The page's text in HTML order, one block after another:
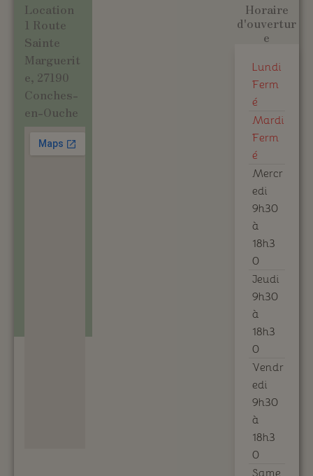
Location
1 Route
Sainte
Marguerit
e, 27190
Conches-
en-Ouche
Horaire
d'ouvertur
e
Lundi
Ferm
é
Mardi
Ferm
é
Mercr
edi
9h30
à
18h3
0
Jeudi
9h30
à
18h3
0
Vendr
edi
9h30
à
18h3
0